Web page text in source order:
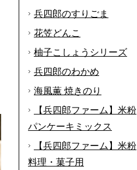
兵四郎のすりごま
花笠どんこ
柚子こしょうシリーズ
兵四郎のわかめ
海風薫 焼きのり
【兵四郎ファーム】米粉
パンケーキミックス
【兵四郎ファーム】米粉
料理・菓子用